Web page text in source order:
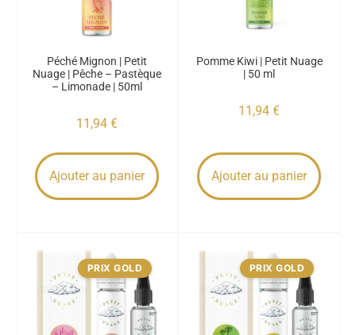
Péché Mignon | Petit
Nuage | Pêche – Pastèque
– Limonade | 50ml
11,94 €
Ajouter au panier
Pomme Kiwi | Petit Nuage
| 50 ml
11,94 €
Ajouter au panier
PRIX GOLD PRIX GOLD